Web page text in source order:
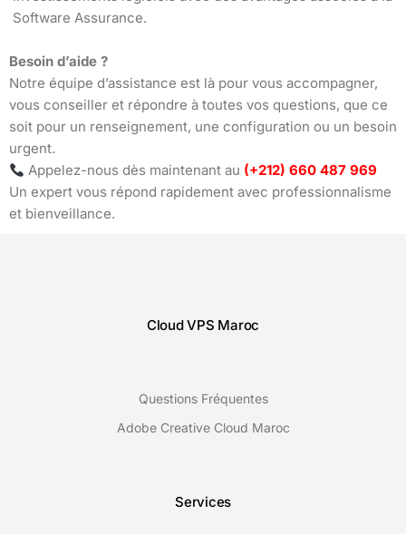
Software Assurance.
Besoin d’aide ?
Notre équipe d’assistance est là pour vous accompagner,
vous conseiller et répondre à toutes vos questions, que ce
soit pour un renseignement, une configuration ou un besoin
urgent.
Appelez-nous dès maintenant au (+212) 660 487 969
Un expert vous répond rapidement avec professionnalisme
et bienveillance.
Cloud VPS Maroc
Questions Fréquentes
Adobe Creative Cloud Maroc
Services